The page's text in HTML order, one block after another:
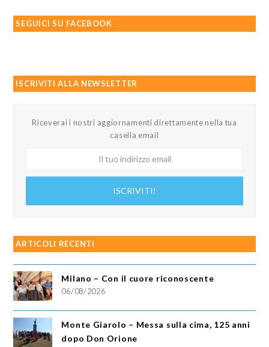
SEGUICI SU FACEBOOK
ISCRIVITI ALLA NEWSLETTER
Riceverai i nostri aggiornamenti direttamente nella tua
casella email
ISCRIVITI!
ARTICOLI RECENTI
Milano – Con il cuore riconoscente
06/08/2026
Monte Giarolo – Messa sulla cima, 125 anni
dopo Don Orione